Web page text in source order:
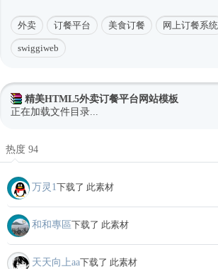
外卖 订餐平台 美食订餐 网上订餐系统
swiggiweb
精美HTML5外卖订餐平台网站模板
正在加载文件目录...
热度 94
万灵1 下载了 此素材
和和專區下载了 此素材
天天向上aa下载了 此素材